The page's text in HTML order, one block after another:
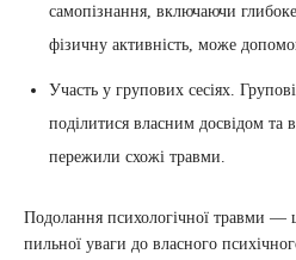
самопізнання, включаючи
фізичну активність, може
Участь у групових сесіях.
поділитися власним досвідом та
пережили схожі травми.
Подолання психологічної травми —
пильної уваги до власного